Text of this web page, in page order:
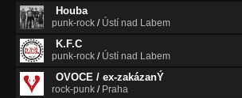
Houba
punk-rock / Ústí nad Labem
K.F.C
punk-rock / Ústí nad Labem
OVOCE / ex-zakázanÝ
rock-punk / Praha